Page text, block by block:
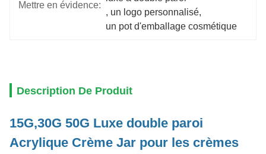
Mettre en évidence:
, un logo personnalisé,
un pot d'emballage cosmétique
Description De Produit
15G,30G 50G Luxe double paroi
Acrylique Crème Jar pour les crèmes